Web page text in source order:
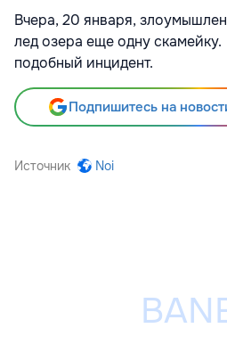
Вчера, 20 января,
лед озера еще одну
подобный инцидент.
Подпишитесь на
Источник Noi